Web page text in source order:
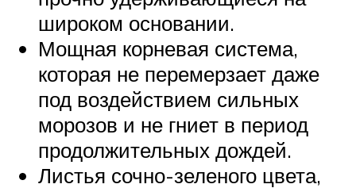
широком основании.
Мощная корневая система,
которая не перемерзает даже
под воздействием сильных
морозов и не гниет в период
продолжительных дождей.
Листья сочно-зеленого цвета,